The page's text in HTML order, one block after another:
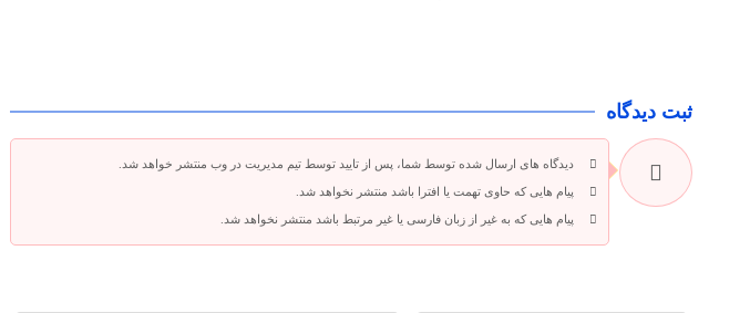
ثبت دیدگاه
دیدگاه های ارسال شده توسط شما، پس از تایید توسط تیم مدیریت در وب منتشر خواهد شد.
پیام هایی که حاوی تهمت یا افترا باشد منتشر نخواهد شد.
پیام هایی که به غیر از زبان فارسی یا غیر مرتبط باشد منتشر نخواهد شد.